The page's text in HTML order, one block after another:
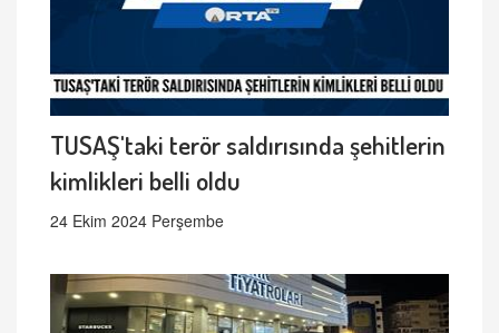
TUSAŞ'taki terör saldırısında şehitlerin
kimlikleri belli oldu
24 Ekim 2024 Perşembe